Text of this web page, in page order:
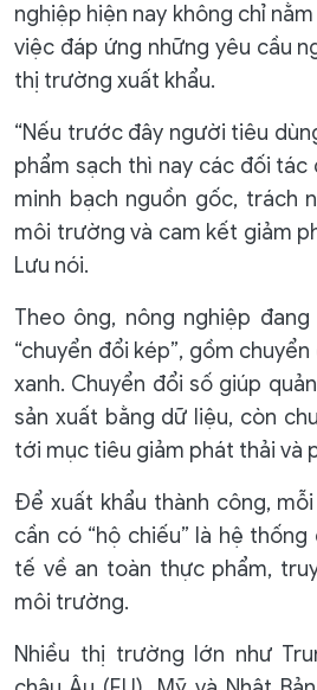
nghiệp hiện nay không chỉ
việc đáp ứng những yêu cầu
thị trường xuất khẩu.
“Nếu trước đây người tiêu
phẩm sạch thì nay các đối
minh bạch nguồn gốc, trách
môi trường và cam kết giảm
Lưu nói.
Theo ông, nông nghiệp
“chuyển đổi kép”, gồm
xanh. Chuyển đổi số giúp
sản xuất bằng dữ liệu, còn
tới mục tiêu giảm phát thải và
Để xuất khẩu thành công,
cần có “hộ chiếu” là hệ
tế về an toàn thực phẩm,
môi trường.
Nhiều thị trường lớn như